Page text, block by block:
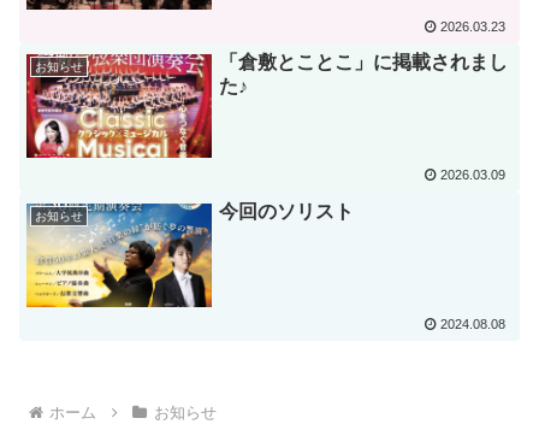
2026.03.23
お知らせ
「倉敷とことこ」に掲載されまし
た♪
2026.03.09
お知らせ 今回のソリスト
2024.08.08
ホーム お知らせ